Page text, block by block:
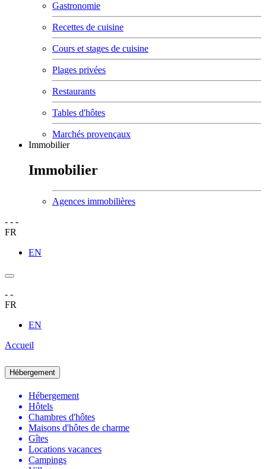
Gastronomie
Recettes de cuisine
Cours et stages de cuisine
Plages privées
Restaurants
Tables d'hôtes
Marchés provençaux
Immobilier
Immobilier
Agences immobilières
- - -
FR
EN
- -
FR
EN
Accueil
Hébergement
Hébergement
Hôtels
Chambres d'hôtes
Maisons d'hôtes de charme
Gîtes
Locations vacances
Campings